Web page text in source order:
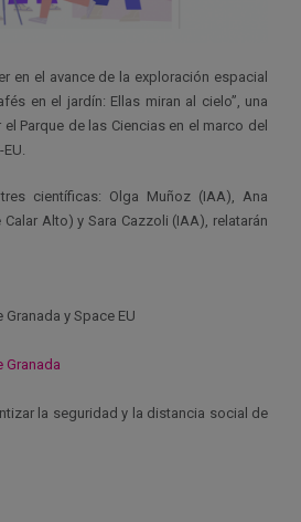
en el avance de la exploración espacial
en el jardín: Ellas miran al cielo”, una
Parque de las Ciencias en el marco del
científicas: Olga Muñoz (IAA), Ana
Alto) y Sara Cazzoli (IAA), relatarán
y Space EU
Granada
la seguridad y la distancia social de